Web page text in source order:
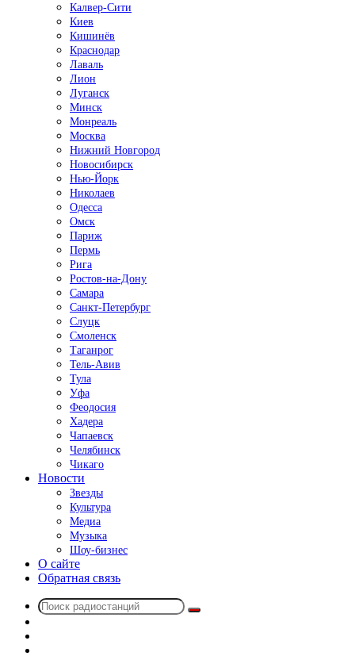
Калвер-Сити
Киев
Кишинёв
Краснодар
Лаваль
Лион
Луганск
Минск
Монреаль
Москва
Нижний Новгород
Новосибирск
Нью-Йорк
Николаев
Одесса
Омск
Париж
Пермь
Рига
Ростов-на-Дону
Самара
Санкт-Петербург
Слуцк
Смоленск
Таганрог
Тель-Авив
Тула
Уфа
Феодосия
Хадера
Чапаевск
Челябинск
Чикаго
Новости
Звезды
Культура
Медиа
Музыка
Шоу-бизнес
О сайте
Обратная связь
Поиск